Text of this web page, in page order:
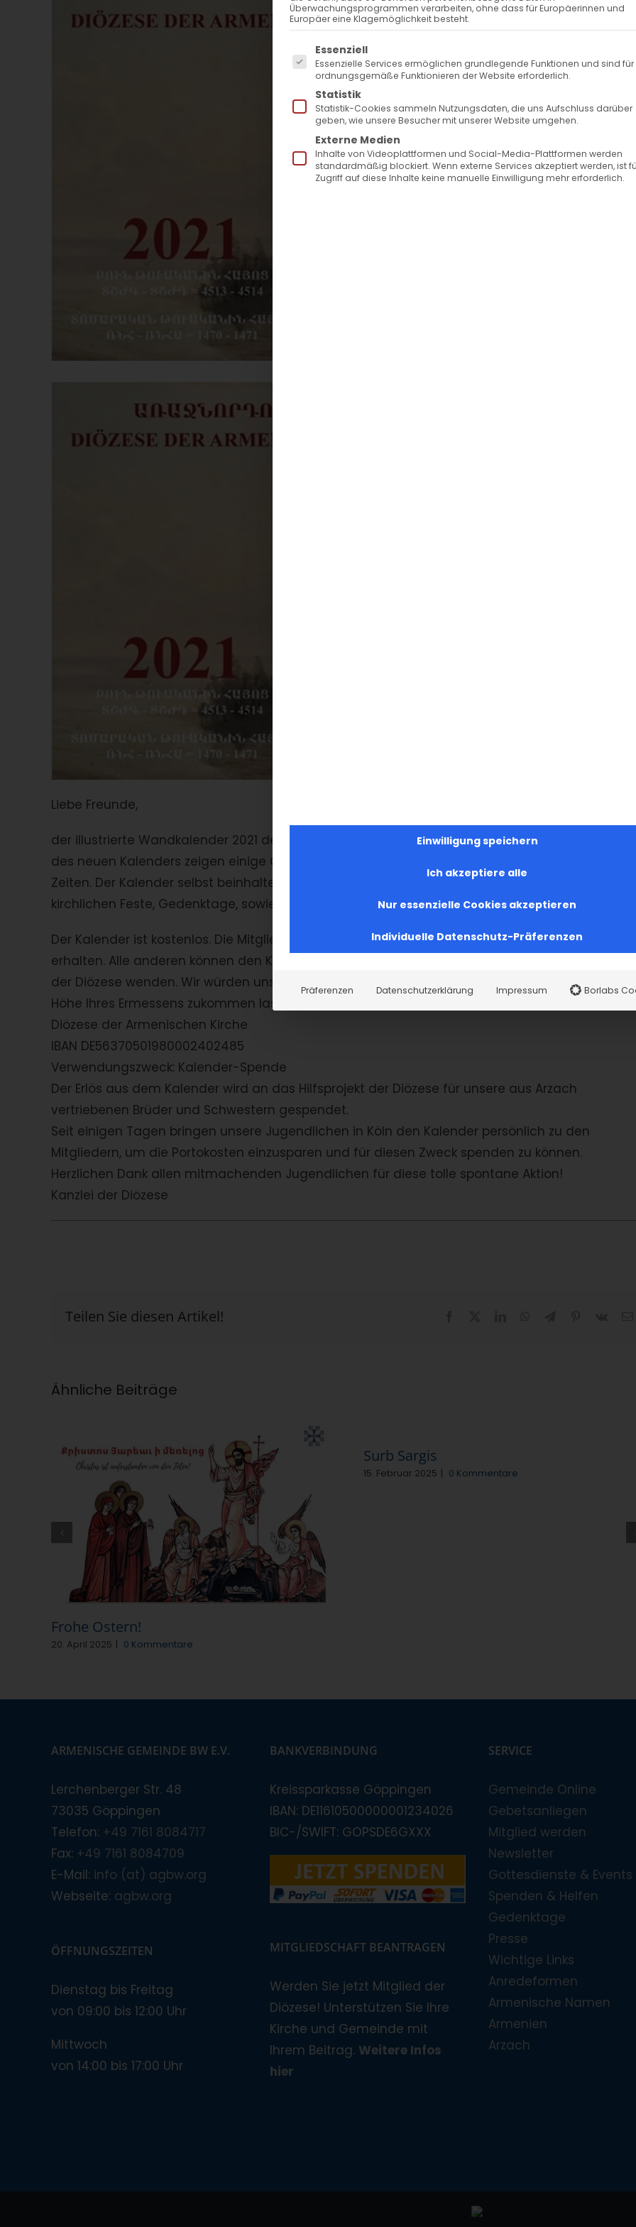
Liebe Freunde,
der illustrierte Wandkalender 2021 der Diözese der Armenischen Kirche ist erschienen. Die Bilder
des neuen Kalenders zeigen einige Gemälden von einigen armenischen Künstler
Zeiten. Der Kalender selbst beinhaltet die Daten der wichtigen armenischen nationalen und
kirchlichen Feste, Gedenktage, sowie weitere nützliche Informationen.
Der Kalender ist kostenlos. Die Mitglieder der Diözese werden den Kalender automatisch
erhalten. Alle anderen können den Kalender erhalten, wenn sie sich per E-Mail an das
der Diözese wenden. Wir würden uns freuen, wenn Sie für den Kalender uns eine Spende in der
Höhe Ihres Ermessens zukommen lassen:
Diözese der Armenischen Kirche
IBAN DE56370501980002402485
Verwendungszweck: Kalender-Spende
Der Erlös aus dem Kalender wird an das Hilfsprojekt der Diözese für unsere aus Arzach
vertriebenen Brüder und Schwestern gespendet.
Seit einigen Tagen bringen unsere Jugendlichen in Köln den Kalender persönlich zu den
Mitgliedern, um die Portokosten einzusparen und für diesen Zweck spenden zu können.
Herzlichen Dank allen mitmachenden Jugendlichen für diese tolle spontane Aktion!
Kanzlei der Diözese
Teilen Sie diesen Artikel!
Ähnliche Beiträge
Frohe Ostern!
20. April 2025 | 0 Kommentare
Surb Sargis
15. Februar 2025 | 0 Kommentare
ARMENISCHE GEMEINDE BW E.V.
Lerchenberger Str. 48
73035 Göppingen
Telefon: +49 7161 8084717
Fax: +49 7161 8084709
E-Mail: info (at) agbw.org
Webseite: agbw.org
ÖFFNUNGSZEITEN
Dienstag bis Freitag
von 09:00 bis 12:00 Uhr
Mittwoch
von 14:00 bis 17:00 Uhr
BANKVERBINDUNG
Kreissparkasse Göppingen
IBAN: DE11610500000001234026
BIC-/SWIFT: GOPSDE6GXXX
MITGLIEDSCHAFT BEANTRAGEN
Werden Sie jetzt Mitglied der
Diözese! Unterstützen Sie Ihre
Kirche und Gemeinde mit
Ihrem Beitrag. Weitere Infos
hier
SERVICE
Gemeinde Online
Gebetsanliegen
Mitglied werden
Newsletter
Gottesdienste & Events
Spenden & Helfen
Gedenktage
Presse
Wichtige Links
Anredeformen
Armenische Namen
Armenien
Arzach
Überwachungsprogrammen verarbeiten, ohne dass für Europäerinnen und
Europäer eine Klagemöglichkeit besteht.
Es folgt eine Liste der Service-Gruppen, für die eine
Essenziell
Essenzielle Services ermöglichen grundlegende Funktionen und sind
ordnungsgemäße Funktionieren der Website erforderlich.
Statistik
Statistik-Cookies sammeln Nutzungsdaten, die uns Aufschluss darüber
geben, wie unsere Besucher mit unserer Website umgehen.
Externe Medien
Inhalte von Videoplattformen und Social-Media-Plattformen werden
standardmäßig blockiert. Wenn externe Services akzeptiert werden, ist
Zugriff auf diese Inhalte keine manuelle Einwilligung mehr erforderlich.
Einwilligung speichern
Ich akzeptiere alle
Nur essenzielle Cookies akzeptieren
Individuelle Datenschutz-Präferenzen
Präferenzen Datenschutzerklärung Impressum Borlabs